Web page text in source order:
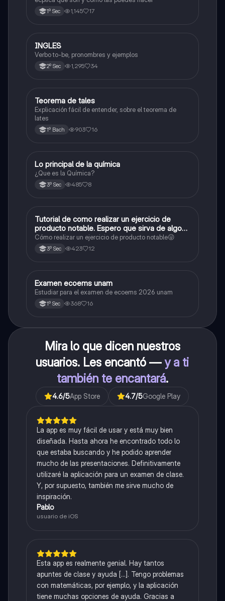
1º Sec 1,145 17
Inglés
INGLES
Verbo to-be, pronombres y ejemplos
2º Sec 1,295 34
Matemáticas
Teorema de tales
Explicación fácil de entender, sobre el teorema de
lates
1º Bach 903 16
Química
Lo principal de la química
¿Que es la Química?
3º Sec 485 8
Matemáticas
Tutorial de como realizar un ejercicio de
producto notable. Espero que sirva de algo💕
😜
Cómo realizar un ejercicio de producto notable😜
3º Sec 423 12
Español
Examen ecoems unam
Estudiar para el examen de ecoems 2026 unam
1º Sec 368 16
Mira lo que dicen nuestros
usuarios. Les encantó —y a ti
también te encantará.
4.6/5App Store 4.7/5Google Play
La app es muy fácil de usar y está muy bien
diseñada. Hasta ahora he encontrado todo lo
que estaba buscando y he podido aprender
mucho de las presentaciones. Definitivamente
utilizaré la aplicación para un examen de clase.
Y, por supuesto, también me sirve mucho de
inspiración.
Pablo
usuario de iOS
Esta app es realmente genial. Hay tantos
apuntes de clase y ayuda [...]. Tengo problemas
con matemáticas, por ejemplo, y la aplicación
tiene muchas opciones de ayuda. Gracias a